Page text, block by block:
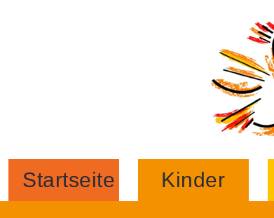
Startseite Kinder